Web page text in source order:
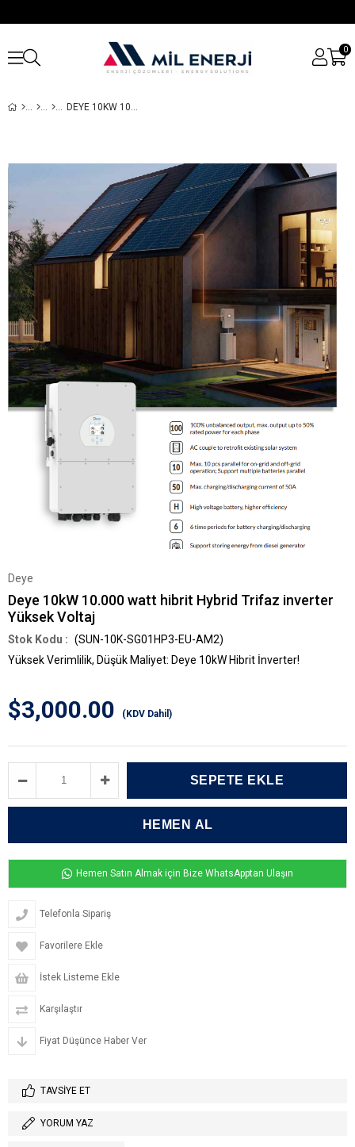
0
DEYE 10KW 10.000 WATT HIBRIT HYBRID TRIFAZ INVERTER YÜKSEK VOLTAJ
Deye
Deye 10kW 10.000 watt hibrit Hybrid Trifaz inverter
Yüksek Voltaj
(SUN-10K-SG01HP3-EU-AM2)
Yüksek Verimlilik, Düşük Maliyet: Deye 10kW Hibrit İnverter!
$3,000.00 (KDV Dahil)
Hemen Satın Almak için Bize WhatsApptan Ulaşın
Telefonla Sipariş
Favorilere Ekle
İstek Listeme Ekle
Karşılaştır
Fiyat Düşünce Haber Ver
TAVSIYE ET
YORUM YAZ